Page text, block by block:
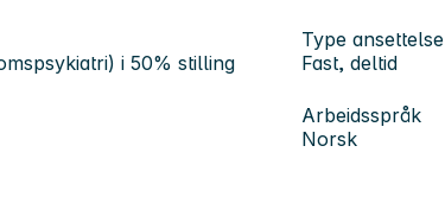
i 50% stilling
Type ansettelse
Fast, deltid
Arbeidsspråk
Norsk